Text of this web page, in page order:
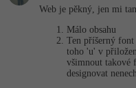
Web je pěkný, jen mi
Málo obsahu
Ten příšerný font
toho 'u' v
všimnout takové
designovat